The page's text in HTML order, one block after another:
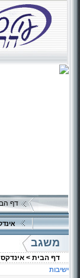
דף
משגב
דף הבית >
ישיבות